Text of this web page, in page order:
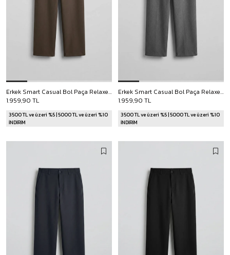
Erkek Smart Casual Bol Paça Relaxed Fit Pantolon Kahverengi
1.959,90 TL
3500 TL ve üzeri %5 | 5000 TL ve üzeri %10
İNDİRİM
Erkek Smart Casual Bol Paça Relaxed Fit Pantolon Gri
1.959,90 TL
3500 TL ve üzeri %5 | 5000 TL ve üzeri %10
İNDİRİM